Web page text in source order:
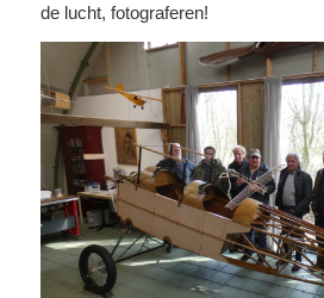
de lucht, fotograferen!